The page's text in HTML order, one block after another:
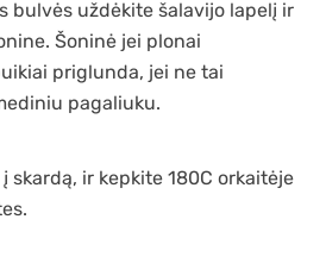
bulvės uždėkite šalavijo lapelį ir
Šoninė jei plonai
priglunda, jei ne tai
pagaliuku.
skardą, ir kepkite 180C orkaitėje